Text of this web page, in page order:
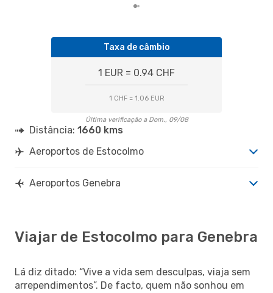
Taxa de câmbio
1 EUR = 0.94 CHF
1 CHF = 1.06 EUR
Última verificação a Dom., 09/08
Distância: 1660 kms
Aeroportos de Estocolmo
Aeroportos Genebra
Viajar de Estocolmo para Genebra
Lá diz ditado: “Vive a vida sem desculpas, viaja sem
arrependimentos”. De facto, quem não sonhou em